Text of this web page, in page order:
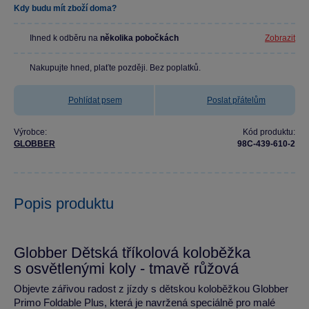
Kdy budu mít zboží doma?
Ihned k odběru na několika pobočkách Zobrazit
Nakupujte hned, plaťte později. Bez poplatků.
Pohlídat psem Poslat přátelům
Výrobce:
GLOBBER
Kód produktu:
98C-439-610-2
Popis produktu
Globber Dětská tříkolová koloběžka
s osvětlenými koly - tmavě růžová
Objevte zářivou radost z jízdy s dětskou koloběžkou Globber
Primo Foldable Plus, která je navržená speciálně pro malé